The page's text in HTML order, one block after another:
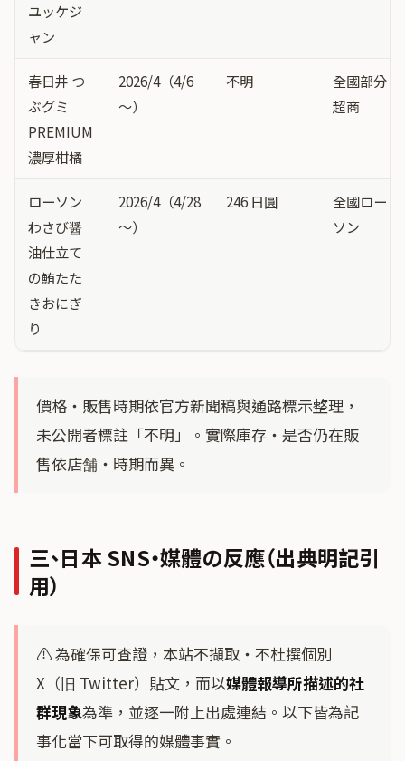
ユッケジ
ャン
春日井 つ
ぶグミ
PREMIUM
濃厚柑橘
2026/4（4/6
〜）
不明
全國部分
超商
ローソン
わさび醤
油仕立て
の鮪たた
きおにぎ
り
2026/4（4/28
〜）
246 日圓
全國ロー
ソン
價格・販售時期依官方新聞稿與通路標示整理，
未公開者標註「不明」。實際庫存・是否仍在販
售依店舗・時期而異。
三、日本 SNS・媒體の反應（出典明記引
用）
⚠️ 為確保可查證，本站不擷取・不杜撰個別
X（旧 Twitter）貼文，而以媒體報導所描述的社
群現象為準，並逐一附上出處連結。以下皆為記
事化當下可取得的媒體事實。